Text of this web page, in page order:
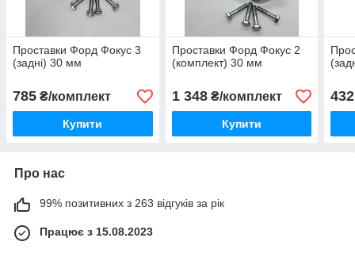
Проставки Форд Фокус 3
(задні) 30 мм
785 ₴/комплект
Купити
Проставки Форд Фокус 2
(комплект) 30 мм
1 348₴/комплект
Купити
432
Про нас
99% позитивних з 263 відгуків за рік
Працює з 15.08.2023